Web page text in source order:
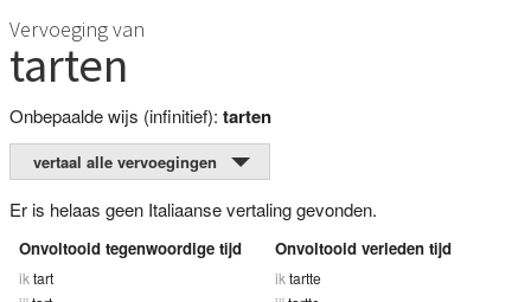
Vervoeging van
tarten
Onbepaalde wijs (infinitief): tarten
vertaal alle vervoegingen
Er is helaas geen Italiaanse vertaling gevonden.
Onvoltooid tegenwoordige tijd
ik tart
Onvoltooid verleden tijd
ik tartte